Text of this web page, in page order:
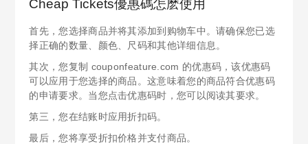
Cheap Tickets優惠碼怎麽使用
首先，您选择商品并将其添加到购物车中。请确保您已选
择正确的数量、颜色、尺码和其他详细信息。
其次，您复制 couponfeature.com 的优惠码，该优惠码
可以应用于您选择的商品。这意味着您的商品符合优惠码
的申请要求。当您点击优惠码时，您可以阅读其要求。
第三，您在结账时应用折扣码。
最后，您将享受折扣价格并支付商品。